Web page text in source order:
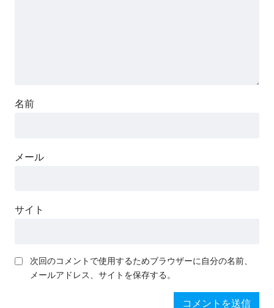
名前
メール
サイト
次回のコメントで使用するためブラウザーに自分の名前、
メールアドレス、サイトを保存する。